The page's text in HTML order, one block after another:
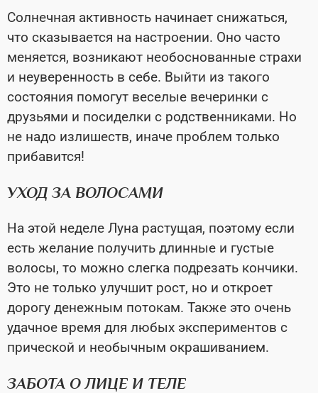
Солнечная активность начинает снижаться,
что сказывается на настроении. Оно часто
меняется, возникают необоснованные страхи
и неуверенность в себе. Выйти из такого
состояния помогут веселые вечеринки с
друзьями и посиделки с родственниками. Но
не надо излишеств, иначе проблем только
прибавится!
УХОД ЗА ВОЛОСАМИ
На этой неделе Луна растущая, поэтому если
есть желание получить длинные и густые
волосы, то можно слегка подрезать кончики.
Это не только улучшит рост, но и откроет
дорогу денежным потокам. Также это очень
удачное время для любых экспериментов с
прической и необычным окрашиванием.
ЗАБОТА О ЛИЦЕ И ТЕЛЕ